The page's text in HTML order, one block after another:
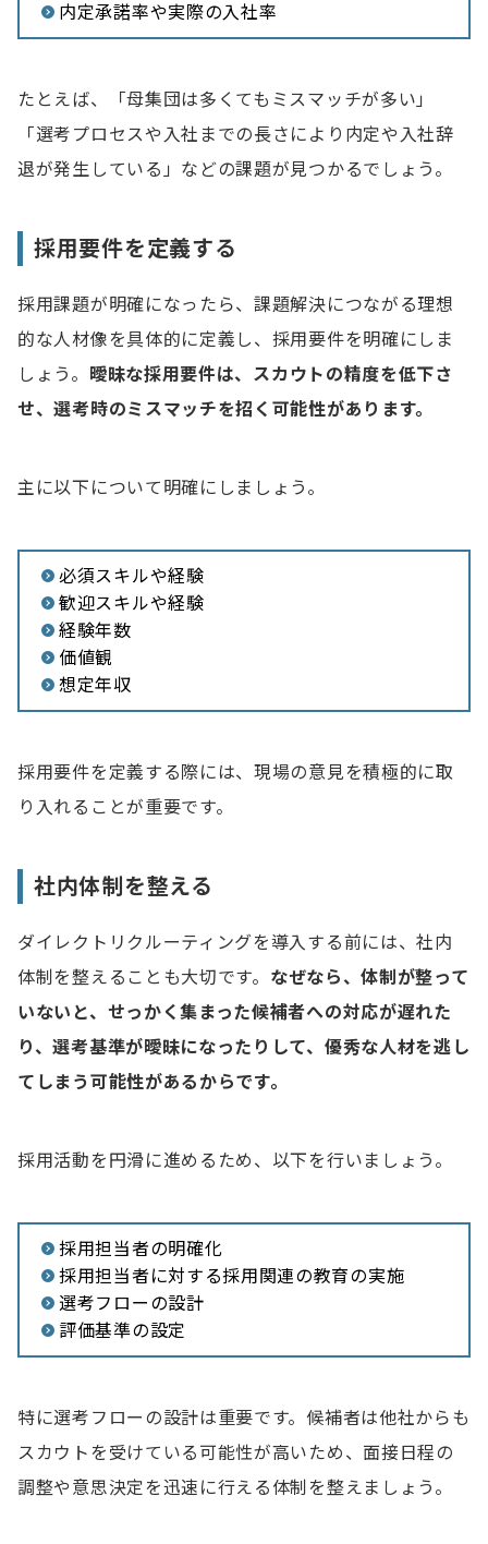
内定承諾率や実際の入社率
たとえば、「母集団は多くてもミスマッチが多い」
「選考プロセスや入社までの長さにより内定や入社辞
退が発生している」などの課題が見つかるでしょう。
採用要件を定義する
採用課題が明確になったら、課題解決につながる理想
的な人材像を具体的に定義し、採用要件を明確にしま
しょう。 曖昧な採用要件は、スカウトの精度を低下さ
せ、選考時のミスマッチを招く可能性があります。
主に以下について明確にしましょう。
必須スキルや経験
歓迎スキルや経験
経験年数
価値観
想定年収
採用要件を定義する際には、現場の意見を積極的に取
り入れることが重要です。
社内体制を整える
ダイレクトリクルーティングを導入する前には、社内
体制を整えることも大切です。 なぜなら、体制が整って
いないと、せっかく集まった候補者への対応が遅れた
り、選考基準が曖昧になったりして、優秀な人材を逃し
てしまう可能性があるからです。
採用活動を円滑に進めるため、以下を行いましょう。
採用担当者の明確化
採用担当者に対する採用関連の教育の実施
選考フローの設計
評価基準の設定
特に選考フローの設計は重要です。候補者は他社からも
スカウトを受けている可能性が高いため、面接日程の
調整や意思決定を迅速に行える体制を整えましょう。